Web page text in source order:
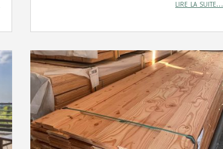
lire la suite…